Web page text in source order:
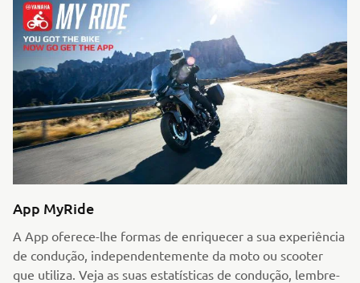
App MyRide
A App oferece-lhe formas de enriquecer a sua experiência
de condução, independentemente da moto ou scooter
que utiliza. Veja as suas estatísticas de condução, lembre-